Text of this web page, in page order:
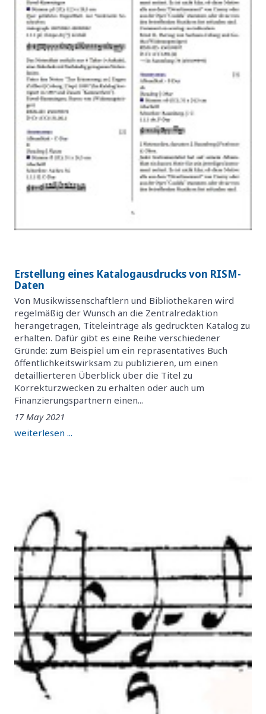
Erstellung eines Katalogausdrucks von RISM-
Daten
Von Musikwissenschaftlern und Bibliothekaren wird
regelmäßig der Wunsch an die Zentralredaktion
herangetragen, Titeleinträge als gedruckten Katalog zu
erhalten. Dafür gibt es eine Reihe verschiedener
Gründe: zum Beispiel um ein repräsentatives Buch
öffentlichkeitswirksam zu publizieren, um einen
detaillierteren Überblick über die Titel zu
Korrekturzwecken zu erhalten oder auch um
Finanzierungspartnern einen...
17 May 2021
weiterlesen ...